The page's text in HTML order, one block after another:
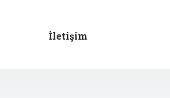
İletişim